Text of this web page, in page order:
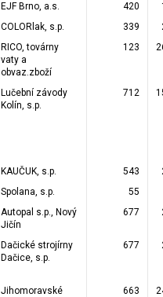
EJF Brno, a.s. 420
COLORlak, s.p. 339
RICO, továrny
vaty a
obvaz.zboží
123
Lučební závody
Kolín, s.p.
712
KAUČUK, s.p. 543
Spolana, s.p.
55
Autopal s.p., Nový
Jičín
677
Dačické strojírny
Dačice, s.p.
677
Jihomoravské
663